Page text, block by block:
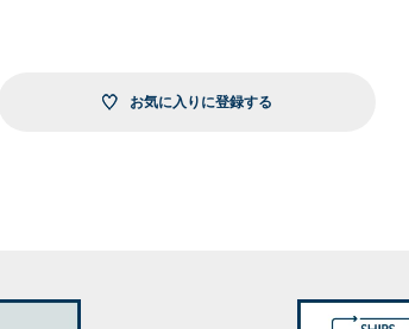
お気に入りに登録する